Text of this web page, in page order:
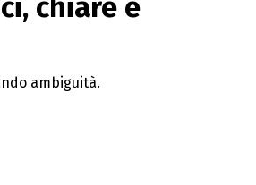
chiare e
ambiguità.